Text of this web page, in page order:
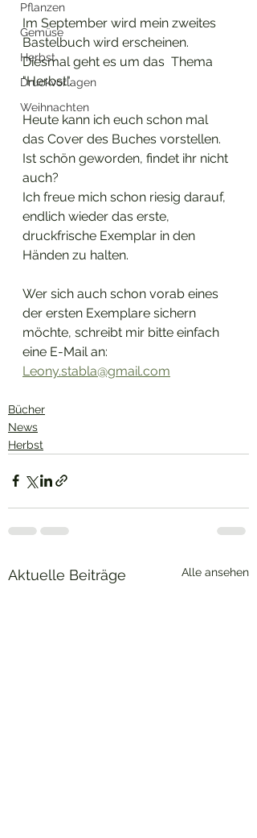
Pflanzen
Gemüse
Herbst
Druckvorlagen
Weihnachten
Im September wird mein zweites
Bastelbuch wird erscheinen.
Diesmal geht es um das  Thema
"Herbst".
Heute kann ich euch schon mal
das Cover des Buches vorstellen.
Ist schön geworden, findet ihr nicht
auch?
Ich freue mich schon riesig darauf,
endlich wieder das erste,
druckfrische Exemplar in den
Händen zu halten.
Wer sich auch schon vorab eines
der ersten Exemplare sichern
möchte, schreibt mir bitte einfach
eine E-Mail an:
Leony.stabla@gmail.com
Bücher
News
Herbst
Aktuelle Beiträge Alle ansehen